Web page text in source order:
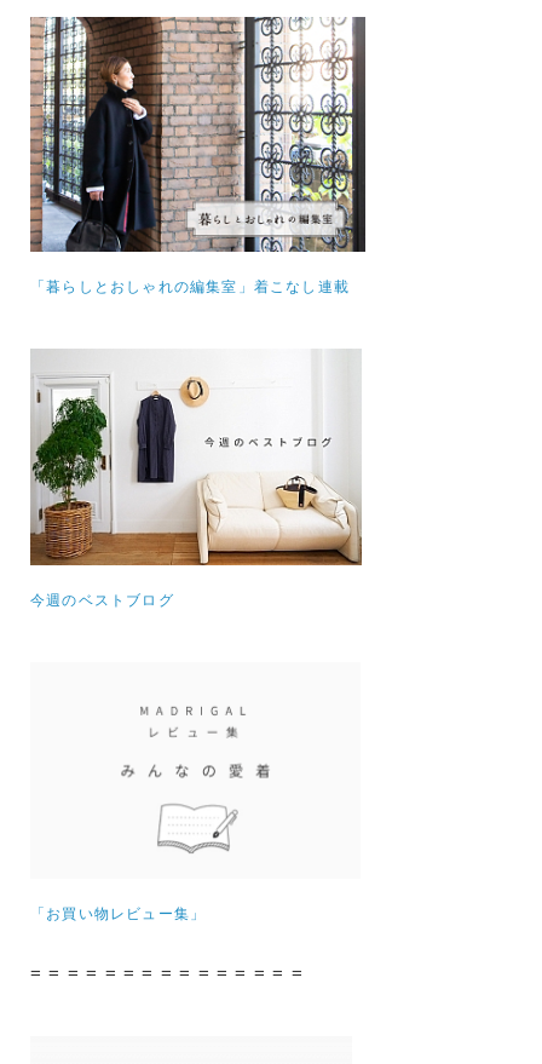
「暮らしとおしゃれの編集室」着こなし連載
今週のベストブログ
「お買い物レビュー集」
= = = = = = = = = = = = = = =